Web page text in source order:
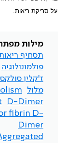
על סריקת ריאות.
מילות
תסחיף
פולמונולוגיה
ז'קלין סולקס
מלול
D-Dimer
fibrin D-
Dimer